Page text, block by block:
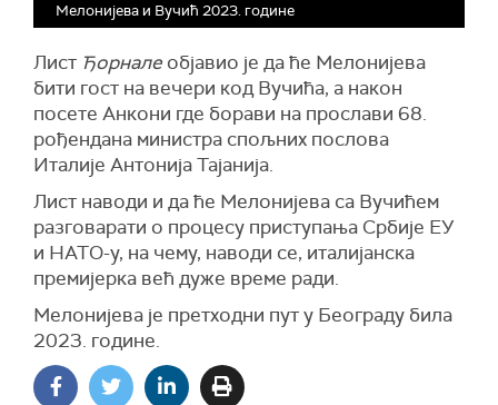
Мелонијева и Вучић 2023. године
Лист Ђорналеобјавио је да ће Мелонијева
бити гост на вечери код Вучића, а након
посете Анкони где борави на прослави 68.
рођендана министра спољних послова
Италије Антонија Тајанија.
Лист наводи и да ће Мелонијева са Вучићем
разговарати о процесу приступања Србије ЕУ
и НАТО-у, на чему, наводи се, италијанска
премијерка већ дуже време ради.
Мелонијева је претходни пут у Београду била
2023. године.